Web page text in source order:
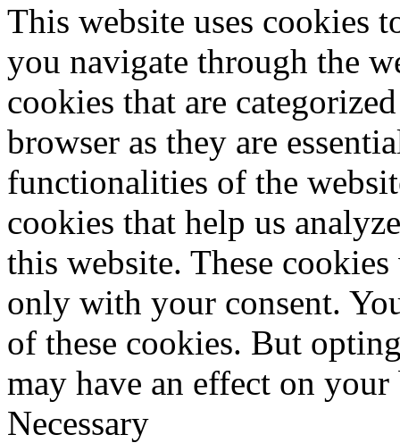
This website uses cookies
you navigate through the
cookies that are
browser as they are
functionalities of the
cookies that help us
this website. These
only with your consent.
of these cookies. But
may have an effect on
Necessary